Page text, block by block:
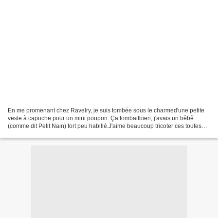
En me promenant chez Ravelry, je suis tombée sous le charmed'une petite
veste à capuche pour un mini poupon. Ça tombaitbien, j'avais un bêbê
(comme dit Petit Nain) fort peu habillé.J'aime beaucoup tricoter ces toutes